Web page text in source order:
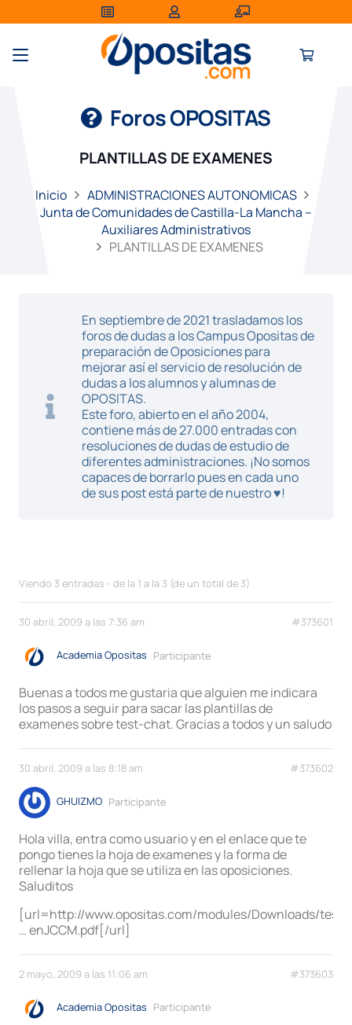
Foros OPOSITAS
PLANTILLAS DE EXAMENES
Inicio
ADMINISTRACIONES AUTONOMICAS
Junta de Comunidades de Castilla-La Mancha –
Auxiliares Administrativos
PLANTILLAS DE EXAMENES
En septiembre de 2021 trasladamos los
foros de dudas a los Campus Opositas de
preparación de Oposiciones para
mejorar así el servicio de resolución de
dudas a los alumnos y alumnas de
OPOSITAS.
Este foro, abierto en el año 2004,
contiene más de 27.000 entradas con
resoluciones de dudas de estudio de
diferentes administraciones. ¡No somos
capaces de borrarlo pues en cada uno
de sus post está parte de nuestro ♥!
Viendo 3 entradas - de la 1 a la 3 (de un total de 3)
30 abril, 2009 a las 7:36 am #373601
Academia Opositas Participante
Buenas a todos me gustaria que alguien me indicara
los pasos a seguir para sacar las plantillas de
examenes sobre test-chat. Gracias a todos y un saludo
30 abril, 2009 a las 8:18 am #373602
GHUIZMO Participante
Hola villa, entra como usuario y en el enlace que te
pongo tienes la hoja de examenes y la forma de
rellenar la hoja que se utiliza en las oposiciones.
Saluditos
[url=http://www.opositas.com/modules/Downloads/
… enJCCM.pdf[/url]
2 mayo, 2009 a las 11:06 am #373603
Academia Opositas Participante